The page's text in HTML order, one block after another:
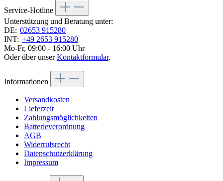
Service-Hotline
Unterstützung und Beratung unter:
DE: 02653 915280
INT: +49 2653 915280
Mo-Fr, 09:00 - 16:00 Uhr
Oder über unserKontaktformular.
Informationen
Versandkosten
Lieferzeit
Zahlungsmöglichkeiten
Batterieverordnung
AGB
Widerrufsrecht
Datenschutzerklärung
Impressum